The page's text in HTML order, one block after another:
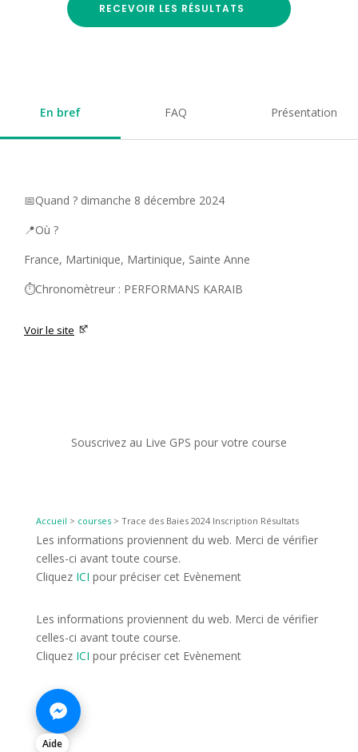
RECEVOIR LES RÉSULTATS
En bref FAQ Présentation
📅Quand ? dimanche 8 décembre 2024
📍Où ?
France, Martinique, Martinique, Sainte Anne
⏱️Chronomètreur : PERFORMANS KARAIB
Voir le site
Souscrivez au Live GPS pour votre course
Accueil > courses> Trace des Baies 2024 Inscription Résultats
Les informations proviennent du web. Merci de vérifier
celles-ci avant toute course.
Cliquez ICI pour préciser cet Evènement
Les informations proviennent du web. Merci de vérifier
celles-ci avant toute course.
Cliquez ICI pour préciser cet Evènement
Aide